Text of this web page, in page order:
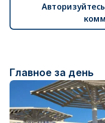
Главное за день